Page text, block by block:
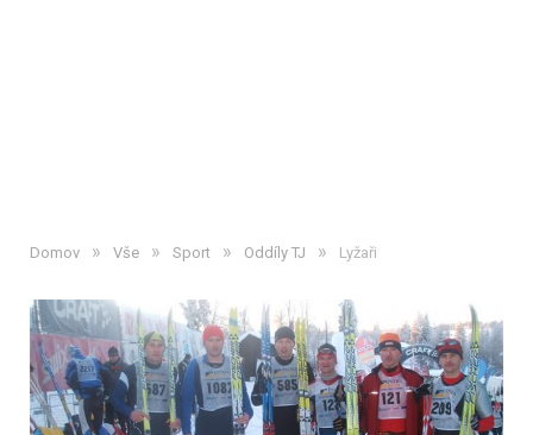
Domov » Vše » Sport » Oddíly TJ » Lyžaři